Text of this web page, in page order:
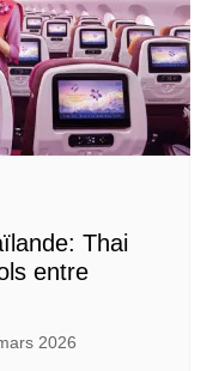
Thai
entre
2026